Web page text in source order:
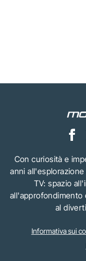
Con curiosità e
anni
TV: spazio
all'approfondimento
al
Informativa sui